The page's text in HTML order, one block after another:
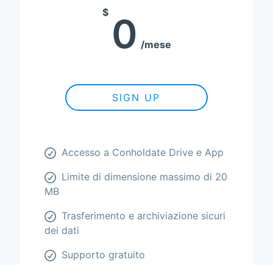
$ 0 mese
SIGN UP
Accesso a Conholdate Drive e App
Limite di dimensione massimo di 20
MB
Trasferimento e archiviazione sicuri
dei dati
Supporto gratuito